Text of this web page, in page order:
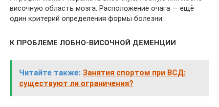
височную область мозга. Расположение очага — ещё
один критерий определения формы болезни.
К ПРОБЛЕМЕ ЛОБНО-ВИСОЧНОЙ ДЕМЕНЦИИ
Читайте также: Занятия спортом при ВСД:
существуют ли ограничения?